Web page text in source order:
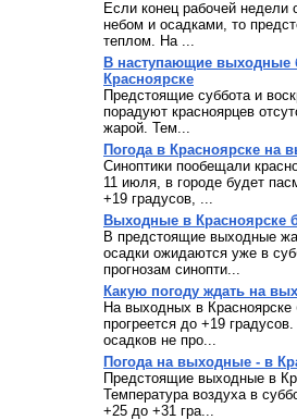
Если конец рабочей
небом и осадками, то
теплом. На ...
В наступающие выходные
Красноярске
Предстоящие суббота и
порадуют красноярцев
жарой. Тем...
Погода в Красноярске на
Синоптики пообещали
11 июля, в городе будет
+19 градусов, ...
Выходные в Красноярске
В предстоящие выходные
осадки ожидаются уже в
прогнозам синопти...
Какую погоду ждать на
На выходных в
прогреется до +19
осадков не про...
Погода на выходные - в
Предстоящие выходные в
Температура воздуха в
+25 до +31 гра...